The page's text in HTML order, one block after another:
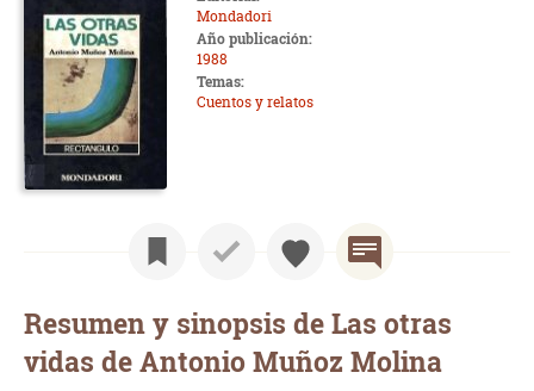
Mondadori
Año publicación:
1988
Temas:
Cuentos y relatos
Resumen y sinopsis de Las otras
vidas de Antonio Muñoz Molina